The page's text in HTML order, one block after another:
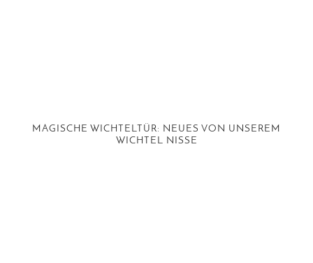
MAGISCHE WICHTELTÜR: NEUES VON UNSEREM
WICHTEL NISSE